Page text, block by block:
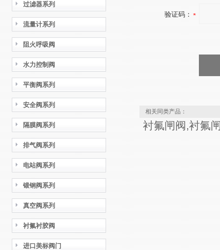
过滤器系列
流量计系列
阻火呼吸阀
水力控制阀
平衡阀系列
安全阀系列
隔膜阀系列
排气阀系列
电站阀系列
锻钢阀系列
真空阀系列
衬氟衬胶阀
进口美标阀门
验证码：
相关同类产品：
衬氟闸阀,衬氟